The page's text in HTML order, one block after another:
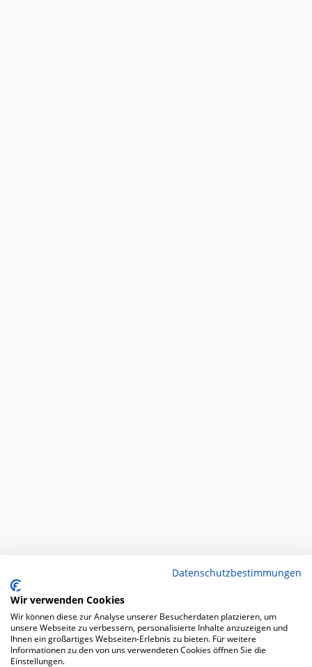
Datenschutzbestimmungen
Wir verwenden Cookies
Wir können diese zur Analyse unserer Besucherdaten platzieren, um
unsere Webseite zu verbessern, personalisierte Inhalte anzuzeigen und
Ihnen ein großartiges Webseiten-Erlebnis zu bieten. Für weitere
Informationen zu den von uns verwendeten Cookies öffnen Sie die
Einstellungen.